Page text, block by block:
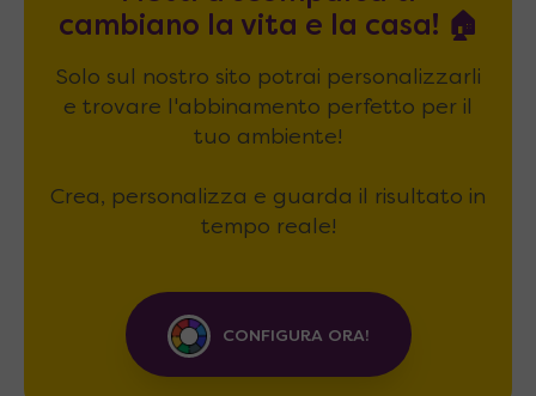
cambiano la vita e la casa! 🏠
Solo sul nostro sito potrai personalizzarli
e trovare l'abbinamento perfetto per il
tuo ambiente!
Crea, personalizza e guarda il risultato in
tempo reale!
CONFIGURA ORA!